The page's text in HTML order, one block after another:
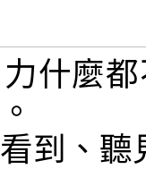
什麼
到、